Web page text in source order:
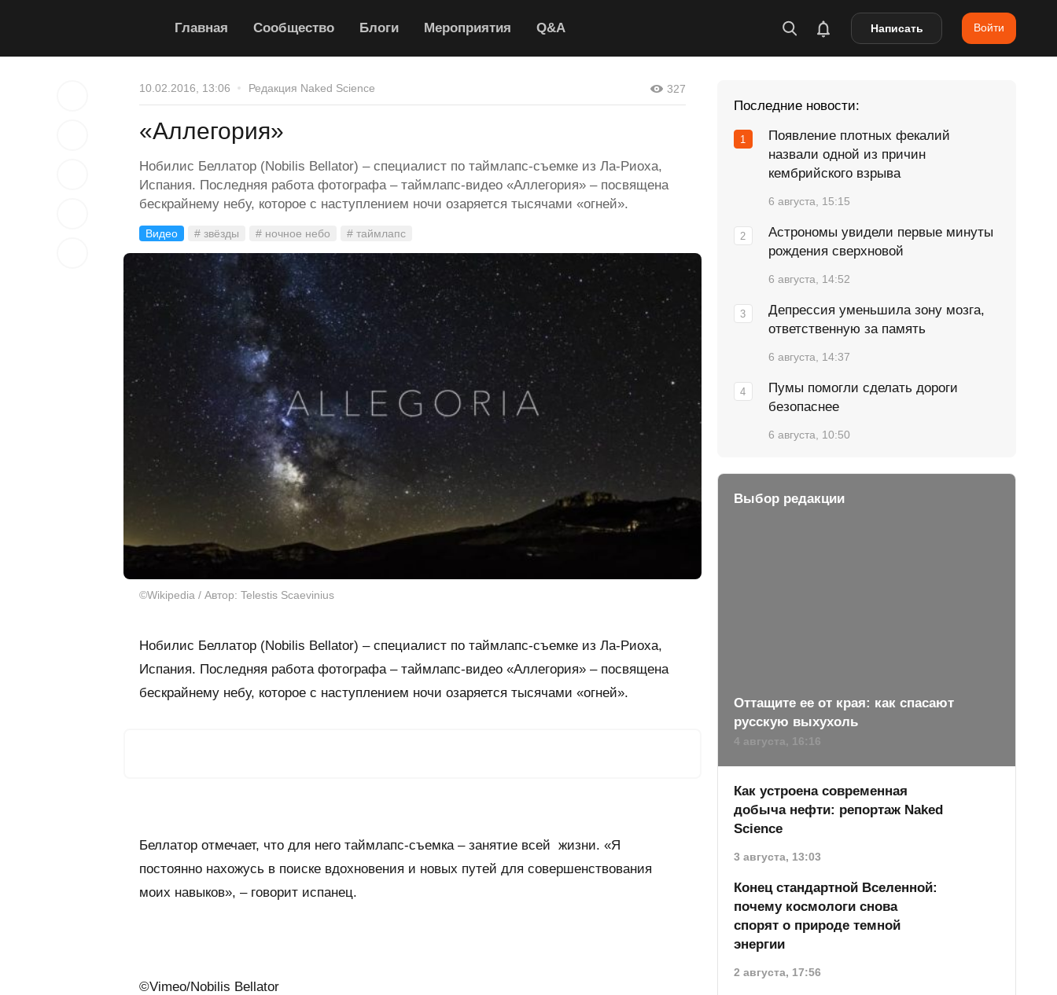
Главная Сообщество Блоги Мероприятия Q&A Написать Войти
10.02.2016, 13:06 Редакция Naked Science 327
«Аллегория»
Нобилис Беллатор (Nobilis Bellator) – специалист по таймлапс-съемке из Ла-Риоха,
Испания. Последняя работа фотографа – таймлапс-видео «Аллегория» – посвящена
бескрайнему небу, которое с наступлением ночи озаряется тысячами «огней».
Видео # звёзды # ночное небо # таймлапс
©Wikipedia / Автор: Telestis Scaevinius
Нобилис Беллатор (Nobilis Bellator) – специалист по таймлапс-съемке из Ла-Риоха,
Испания. Последняя работа фотографа – таймлапс-видео «Аллегория» – посвящена
бескрайнему небу, которое с наступлением ночи озаряется тысячами «огней».
Беллатор отмечает, что для него таймлапс-съемка – занятие всей жизни. «Я
постоянно нахожусь в поиске вдохновения и новых путей для совершенствования
моих навыков», – говорит испанец.
©Vimeo/Nobilis Bellator
Последние новости:
Появление плотных фекалий
назвали одной из причин
кембрийского взрыва
6 августа, 15:15
Астрономы увидели первые минуты
рождения сверхновой
6 августа, 14:52
Депрессия уменьшила зону мозга,
ответственную за память
6 августа, 14:37
Пумы помогли сделать дороги
безопаснее
6 августа, 10:50
Выбор редакции
Оттащите ее от края: как спасают
русскую выхухоль
4 августа, 16:16
Как устроена современная
добыча нефти: репортаж Naked
Science
3 августа, 13:03
Конец стандартной Вселенной:
почему космологи снова
спорят о природе темной
энергии
2 августа, 17:56